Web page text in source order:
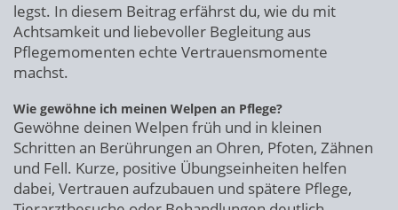
legst. In diesem Beitrag erfährst du, wie du mit
Achtsamkeit und liebevoller Begleitung aus
Pflegemomenten echte Vertrauensmomente
machst.
Wie gewöhne ich meinen Welpen an Pflege?
Gewöhne deinen Welpen früh und in kleinen
Schritten an Berührungen an Ohren, Pfoten, Zähnen
und Fell. Kurze, positive Übungseinheiten helfen
dabei, Vertrauen aufzubauen und spätere Pflege,